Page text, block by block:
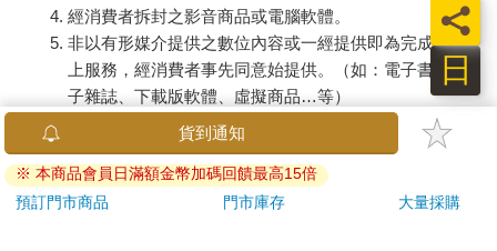
經消費者拆封之影音商品或電腦軟體。
非以有形媒介提供之數位內容或一經提供即為完成之線
上服務，經消費者事先同意始提供。（如：電子書、電
子雜誌、下載版軟體、虛擬商品…等）
已拆封之個人衛生用品。（如：內衣褲、刮鬍刀、除毛
若非上列種類商品，均享有到貨7天的猶豫期（含例假
日）。
貨到通知
※ 本商品會員日滿額金幣加碼回饋最高15倍
預訂門市商品
門市庫存 大量採購
日
員